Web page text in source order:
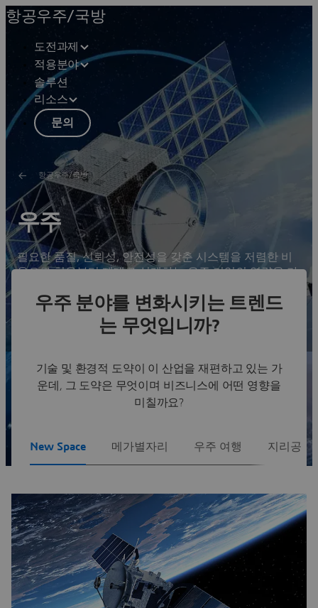
항공우주/국방
도전과제
적용분야
솔루션
리소스
문의
항공우주/국방
우주
필요한 품질, 신뢰성, 안전성을 갖춘 시스템을 저렴한 비
용으로 처음부터 제대로 설계하는 우주 기업의 역량을 가
솔루션 보기
Paris Airshow 2025
우주 분야를 변화시키는 트렌드
는 무엇입니까?
기술 및 환경적 도약이 이 산업을 재편하고 있는 가
운데, 그 도약은 무엇이며 비즈니스에 어떤 영향을
미칠까요?
New Space 메가별자리 우주 여행 지리공간